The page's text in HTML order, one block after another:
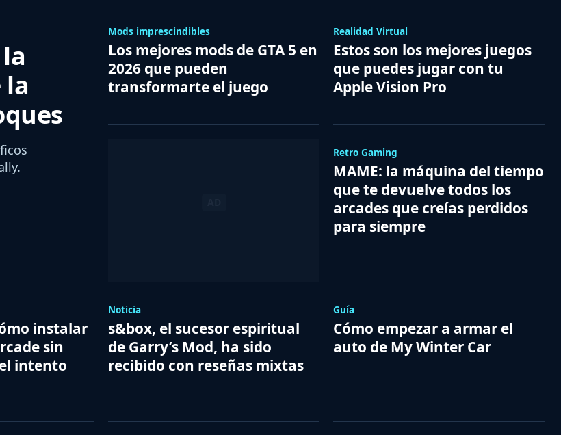
la
Mods imprescindibles
Los mejores mods de GTA 5 en
2026 que pueden
transformarte el juego
Realidad Virtual
Estos son los mejores juegos
que puedes jugar con tu
Apple Vision Pro
Retro Gaming
MAME: la máquina del tiempo
que te devuelve todos los
arcades que creías perdidos
para siempre
instalar
sin
intento
Noticia
s&box, el sucesor espiritual
de Garry’s Mod, ha sido
recibido con reseñas mixtas
Guía
Cómo empezar a armar el
auto de My Winter Car